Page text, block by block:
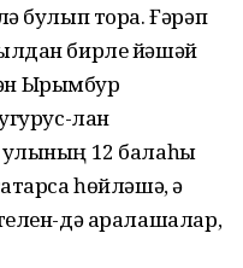
булып тора. Ғәрәп
бирле йәшәй
Ырымбур
лан
улының 12 балаһы
һөйләшә, ә
дә аралашалар,